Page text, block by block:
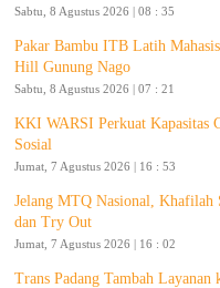
Sabtu, 8 Agustus 2026 | 08 : 35
Pakar Bambu ITB Latih
Hill Gunung Nago
Sabtu, 8 Agustus 2026 | 07 : 21
KKI WARSI Perkuat Kapasitas
Sosial
Jumat, 7 Agustus 2026 | 16 : 53
Jelang MTQ Nasional, Khafilah
dan Try Out
Jumat, 7 Agustus 2026 | 16 : 02
Trans Padang Tambah